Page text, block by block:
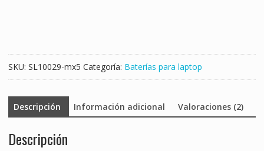
SKU: SL10029-mx5 Categoría: Baterías para laptop
Descripción Información adicional Valoraciones (2)
Descripción